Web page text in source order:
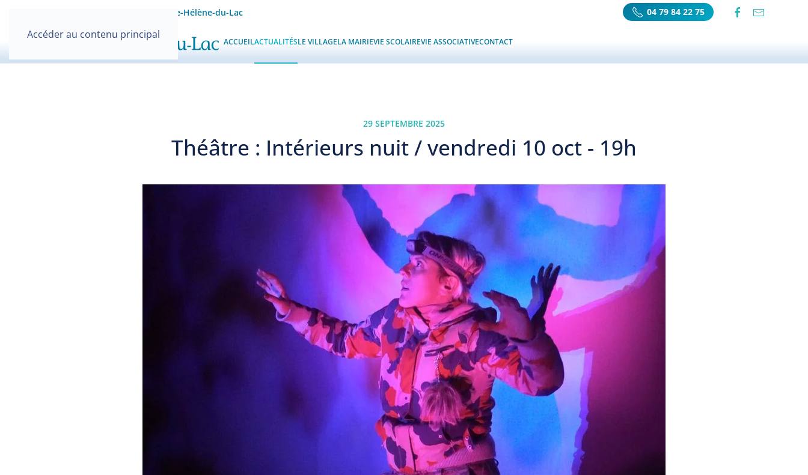
Accéder au contenu principal
Site officiel de la Mairie de Sainte-Hélène-du-Lac 04 79 84 22 75
ACCUEILACTUALITÉSLE VILLAGELA MAIRIEVIE SCOLAIREVIE ASSOCIATIVECONTACT
29 SEPTEMBRE 2025
Théâtre : Intérieurs nuit / vendredi 10 oct - 19h